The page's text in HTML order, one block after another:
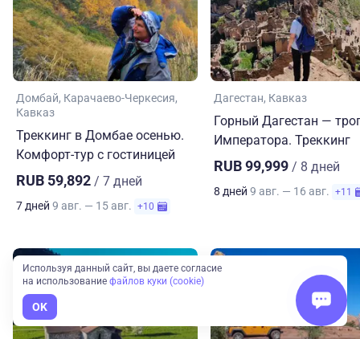
Домбай Карачаево-Черкесия
Кавказ
Треккинг в Домбае осенью.
Комфорт-тур с гостиницей
RUB 59,892 / 7 дней
7 дней 9 авг. — 15 авг. +10
Дагестан Кавказ
Горный Дагестан —
Императора. Треккинг
RUB 99,999 / 8 дней
8 дней 9 авг. — 16 авг. +11
Используя данный сайт, вы даете согласие
на использование файлов куки (cookie)
OK